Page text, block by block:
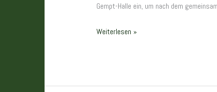
Gempt-Halle ein, um nach dem
Heimatschützenfest
Weiterlesen »